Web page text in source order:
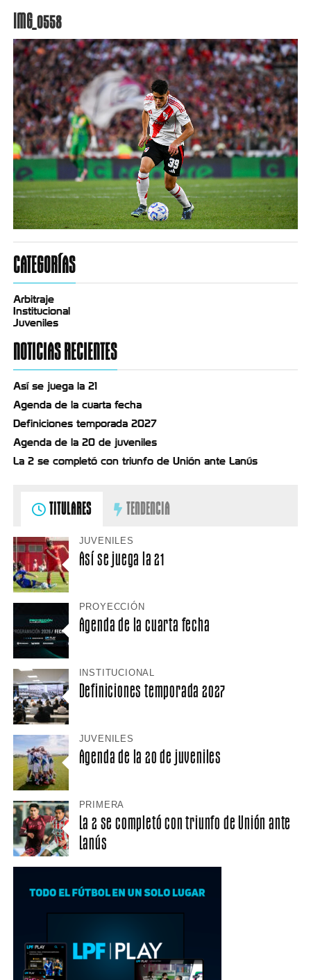
IMG_0558
CATEGORÍAS
Arbitraje
Institucional
Juveniles
NOTICIAS RECIENTES
Así se juega la 21
Agenda de la cuarta fecha
Definiciones temporada 2027
Agenda de la 20 de juveniles
La 2 se completó con triunfo de Unión ante Lanús
TITULARES TENDENCIA
JUVENILES
Así se juega la 21
PROYECCIÓN
Agenda de la cuarta fecha
INSTITUCIONAL
Definiciones temporada 2027
JUVENILES
Agenda de la 20 de juveniles
PRIMERA
La 2 se completó con triunfo de Unión ante
Lanús